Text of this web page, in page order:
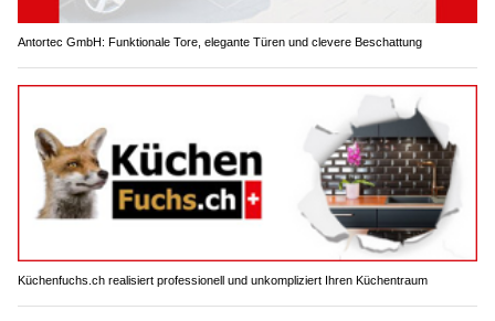
Antortec GmbH: Funktionale Tore, elegante Türen und clevere Beschattung
Küchenfuchs.ch realisiert professionell und unkompliziert Ihren Küchentraum